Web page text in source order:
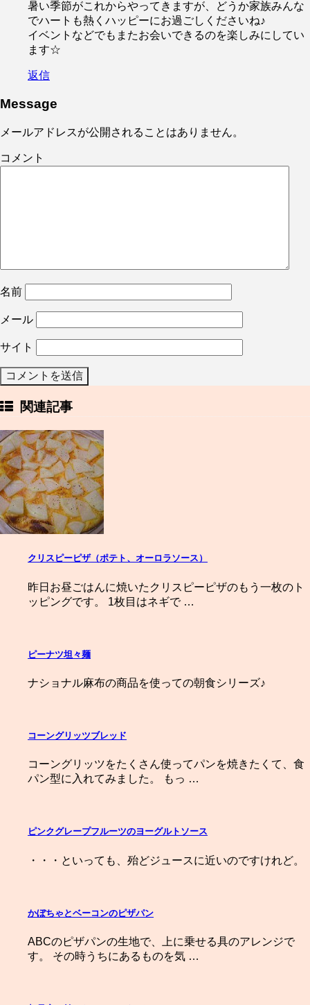
暑い季節がこれからやってきますが、どうか家族みんな
でハートも熱くハッピーにお過ごしくださいね♪
イベントなどでもまたお会いできるのを楽しみにしてい
ます☆
返信
Message
メールアドレスが公開されることはありません。
コメント
名前
メール
サイト
関連記事
クリスピーピザ（ポテト、オーロラソース）
昨日お昼ごはんに焼いたクリスピーピザのもう一枚のト
ッピングです。 1枚目はネギで …
ピーナツ坦々麺
ナショナル麻布の商品を使っての朝食シリーズ♪
コーングリッツブレッド
コーングリッツをたくさん使ってパンを焼きたくて、食
パン型に入れてみました。 もっ …
ピンクグレープフルーツのヨーグルトソース
・・・といっても、殆どジュースに近いのですけれど。
かぼちゃとベーコンのピザパン
ABCのピザパンの生地で、上に乗せる具のアレンジで
す。 その時うちにあるものを気 …